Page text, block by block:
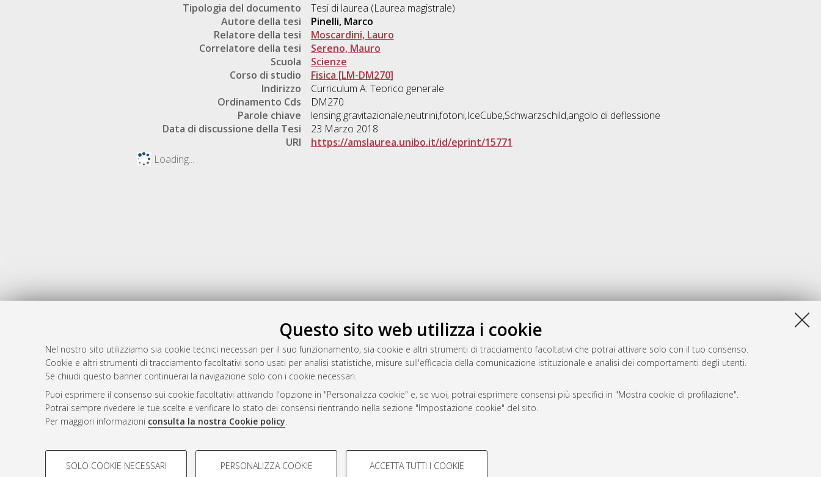
Questo sito web utilizza i cookie
Nel nostro sito utilizziamo sia cookie tecnici necessari per il suo funzionamento, sia cookie e altri strumenti di tracciamento facoltativi che potrai attivare solo con il tuo consenso.
Cookie e altri strumenti di tracciamento facoltativi sono usati per analisi statistiche, misure sull'efficacia della comunicazione istituzionale e analisi dei comportamenti degli utenti.
Se chiudi questo banner continuerai la navigazione solo con i cookie necessari.
Puoi esprimere il consenso sui cookie facoltativi attivando l'opzione in "Personalizza cookie" e, se vuoi, potrai esprimere consensi più specifici in "Mostra cookie di profilazione".
Potrai sempre rivedere le tue scelte e verificare lo stato dei consensi rientrando nella sezione "Impostazione cookie" del sito.
Per maggiori informazioni consulta la nostra Cookie policy.
COOKIE DI PROFILAZIONE - FACOLTATIVI COOKIE TECNICI - NECESSARI
SOLO COOKIE NECESSARI PERSONALIZZA COOKIE ACCETTA TUTTI I COOKIE
Tipologia del documento
Tesi di laurea (Laurea magistrale)
Autore della tesi
Pinelli, Marco
Relatore della tesi
Moscardini, Lauro
Correlatore della tesi
Sereno, Mauro
Scuola
Scienze
Corso di studio
Fisica [LM-DM270]
Indirizzo
Curriculum A: Teorico generale
Ordinamento Cds
DM270
Parole chiave
lensing gravitazionale,neutrini,fotoni,IceCube,Schwarzschild,angolo di deflessione
Data di discussione della Tesi
23 Marzo 2018
URI
https://amslaurea.unibo.it/id/eprint/15771
Loading...
Gestione del documento:
Atom
Rss 1.0
Rss 2.0
AMS Laurea
Servizio implementato e gestito da
Impostazioni Cookie
Informativa sulla privacy
Condizioni d’uso del sito